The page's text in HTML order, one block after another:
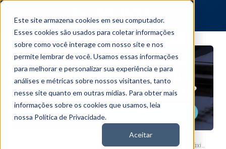
Este site armazena cookies em seu computador.
Esses cookies são usados para coletar informações
sobre como você interage com nosso site e nos
permite lembrar de você. Usamos essas informações
para melhorar e personalizar sua experiência e para
análises e métricas sobre nossos visitantes, tanto
nesse site quanto em outras mídias. Para obter mais
informações sobre os cookies que usamos, leia
nossa Política de Privacidade.
Aceitar
Ações do BTG Pactual (BPAC11) batem máxima histórica após balanço do 2T25